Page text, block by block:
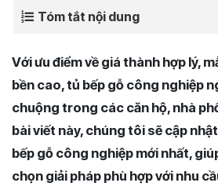
Tóm tắt nội dung
Với ưu điểm về giá thành hợp lý,
bền cao, tủ bếp gỗ công nghiệp
chuộng trong các căn hộ, nhà
bài viết này, chúng tôi sẽ cập
bếp gỗ công nghiệp mới nhất,
chọn giải pháp phù hợp với nhu